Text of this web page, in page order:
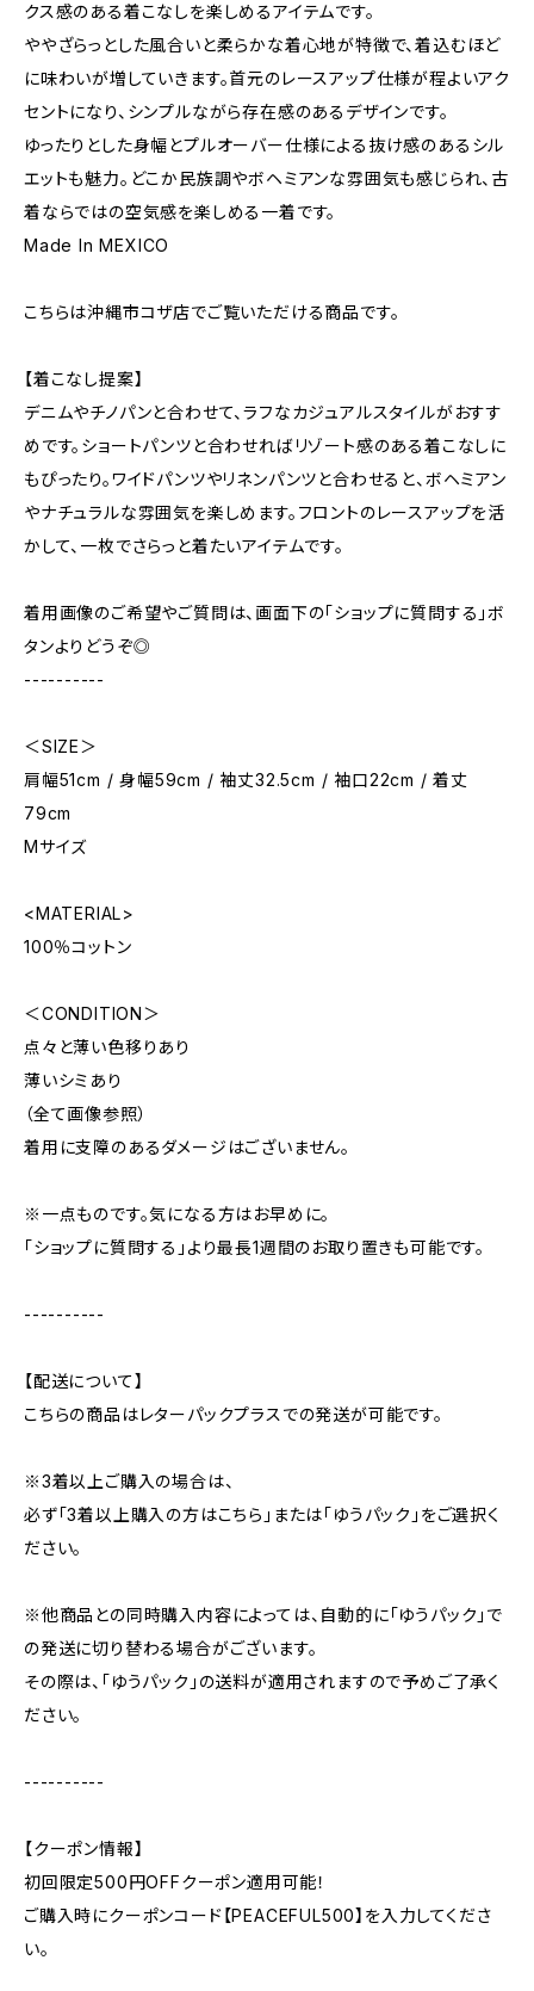
クス感のある着こなしを楽しめるアイテムです。
ややざらっとした風合いと柔らかな着心地が特徴で、着込むほど
に味わいが増していきます。首元のレースアップ仕様が程よいアク
セントになり、シンプルながら存在感のあるデザインです。
ゆったりとした身幅とプルオーバー仕様による抜け感のあるシル
エットも魅力。どこか民族調やボヘミアンな雰囲気も感じられ、古
着ならではの空気感を楽しめる一着です。
Made In MEXICO
こちらは沖縄市コザ店でご覧いただける商品です。
【着こなし提案】
デニムやチノパンと合わせて、ラフなカジュアルスタイルがおすす
めです。ショートパンツと合わせればリゾート感のある着こなしに
もぴったり。ワイドパンツやリネンパンツと合わせると、ボヘミアン
やナチュラルな雰囲気を楽しめます。フロントのレースアップを活
かして、一枚でさらっと着たいアイテムです。
着用画像のご希望やご質問は、画面下の「ショップに質問する」ボ
タンよりどうぞ◎
----------
＜SIZE＞
肩幅51cm / 身幅59cm / 袖丈32.5cm / 袖口22cm / 着丈
79cm
Mサイズ
<MATERIAL>
100％コットン
＜CONDITION＞
点々と薄い色移りあり
薄いシミあり
（全て画像参照）
着用に支障のあるダメージはございません。
※一点ものです。気になる方はお早めに。
「ショップに質問する」より最長1週間のお取り置きも可能です。
----------
【配送について】
こちらの商品はレターパックプラスでの発送が可能です。
※3着以上ご購入の場合は、
必ず「3着以上購入の方はこちら」または「ゆうパック」をご選択く
ださい。
※他商品との同時購入内容によっては、自動的に「ゆうパック」で
の発送に切り替わる場合がございます。
その際は、「ゆうパック」の送料が適用されますので予めご了承く
ださい。
----------
【クーポン情報】
初回限定500円OFFクーポン適用可能！
ご購入時にクーポンコード【PEACEFUL500】を入力してくださ
い。